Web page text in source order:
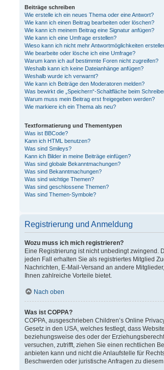
Beiträge schreiben
Wie erstelle ich ein neues Thema oder eine Antwort?
Wie kann ich einen Beitrag bearbeiten oder löschen?
Wie kann ich meinem Beitrag eine Signatur anfügen?
Wie kann ich eine Umfrage erstellen?
Wieso kann ich nicht mehr Antwortmöglichkeiten
Wie bearbeite oder lösche ich eine Umfrage?
Warum kann ich auf bestimmte Foren nicht zugreifen?
Weshalb kann ich keine Dateianhänge anfügen?
Weshalb wurde ich verwarnt?
Wie kann ich Beiträge den Moderatoren melden?
Was bewirkt die „Speichern“-Schaltfläche beim
Warum muss mein Beitrag erst freigegeben werden?
Wie markiere ich ein Thema als neu?
Textformatierung und Thementypen
Was ist BBCode?
Kann ich HTML benutzen?
Was sind Smileys?
Kann ich Bilder in meine Beiträge einfügen?
Was sind globale Bekanntmachungen?
Was sind Bekanntmachungen?
Was sind wichtige Themen?
Was sind geschlossene Themen?
Was sind Themen-Symbole?
Registrierung und Anmeldung
Wozu muss ich mich registrieren?
Eine Registrierung ist nicht unbedingt zwingend.
jeden Fall erhalten Sie als registriertes Mitglied
Nachrichten, E-Mail-Versand an andere
Ihnen zahlreiche Vorteile bietet.
Nach oben
Was ist COPPA?
COPPA, ausgeschrieben Children’s Online
Gesetz in den USA, welches festlegt, dass
beziehungsweise des oder der
versuchen, zutrifft, ziehen Sie einen rechtlichen
anbieten kann und nicht die Anlaufstelle für
Beschwerden oder juristische Anfragen zu